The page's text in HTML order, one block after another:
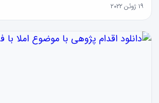
۱۹ ژوئن ۲۰۲۲